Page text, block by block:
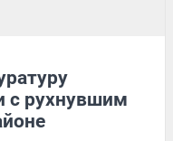
с рухнувшим